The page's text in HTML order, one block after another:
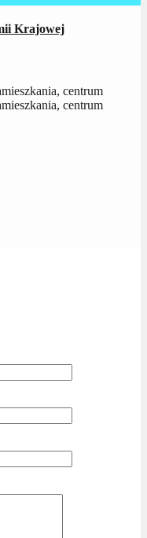
Krajowej
centrum
centrum